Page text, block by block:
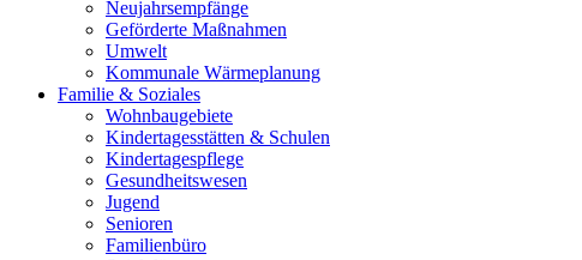
Neujahrsempfänge
Geförderte Maßnahmen
Umwelt
Kommunale Wärmeplanung
Familie & Soziales
Wohnbaugebiete
Kindertagesstätten & Schulen
Kindertagespflege
Gesundheitswesen
Jugend
Senioren
Familienbüro